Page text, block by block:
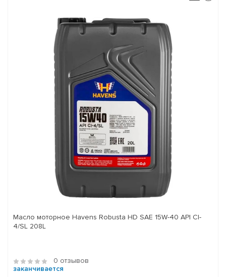
Масло моторное Havens Robusta HD SAE 15W-40 API CI-
4/SL 208L
0 отзывов
заканчивается